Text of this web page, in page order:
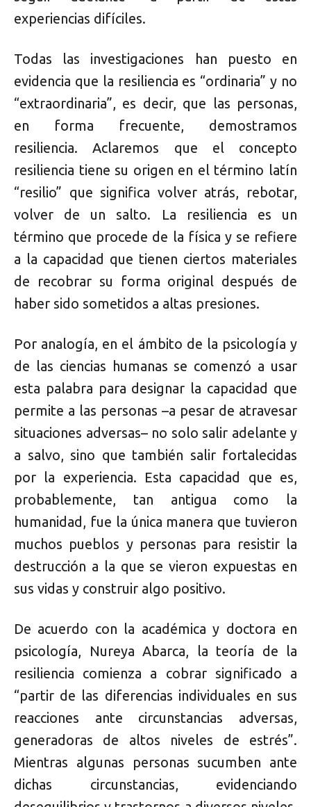
experiencias difíciles.
Todas las investigaciones han puesto en
evidencia que la resiliencia es “ordinaria” y no
“extraordinaria”, es decir, que las personas,
en forma frecuente, demostramos
resiliencia. Aclaremos que el concepto
resiliencia tiene su origen en el término latín
“resilio” que significa volver atrás, rebotar,
volver de un salto. La resiliencia es un
término que procede de la física y se refiere
a la capacidad que tienen ciertos materiales
de recobrar su forma original después de
haber sido sometidos a altas presiones.
Por analogía, en el ámbito de la psicología y
de las ciencias humanas se comenzó a usar
esta palabra para designar la capacidad que
permite a las personas –a pesar de atravesar
situaciones adversas– no solo salir adelante y
a salvo, sino que también salir fortalecidas
por la experiencia. Esta capacidad que es,
probablemente, tan antigua como la
humanidad, fue la única manera que tuvieron
muchos pueblos y personas para resistir la
destrucción a la que se vieron expuestas en
sus vidas y construir algo positivo.
De acuerdo con la académica y doctora en
psicología, Nureya Abarca, la teoría de la
resiliencia comienza a cobrar significado a
“partir de las diferencias individuales en sus
reacciones ante circunstancias adversas,
generadoras de altos niveles de estrés”.
Mientras algunas personas sucumben ante
dichas circunstancias, evidenciando